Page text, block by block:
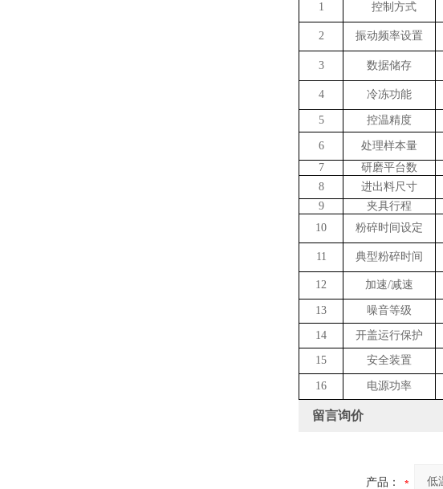
1 控制方式
2 振动频率设置
3 数据储存
4
冷冻功能
5 控温精度
6
处理样本量
7
研磨平台数
8
进出料尺寸
9
夹具行程
10
粉碎时间设定
11 典型粉碎时间
12 加速/减速
13 噪音等级
14 开盖运行保护
15 安全装置
16 电源功率
留言询价
产品：